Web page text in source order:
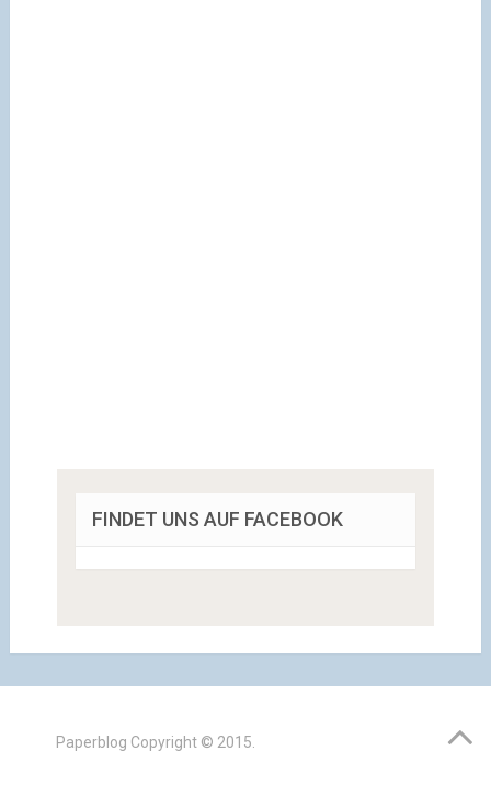
FINDET UNS AUF FACEBOOK
Paperblog Copyright © 2015.